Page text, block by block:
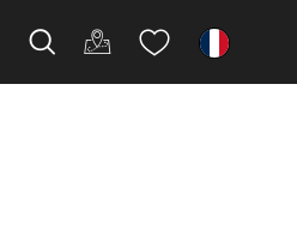
fr